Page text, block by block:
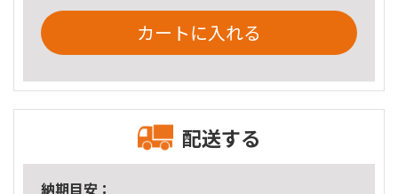
カートに入れる
配送する
納期目安：